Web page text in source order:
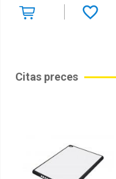
Citas preces